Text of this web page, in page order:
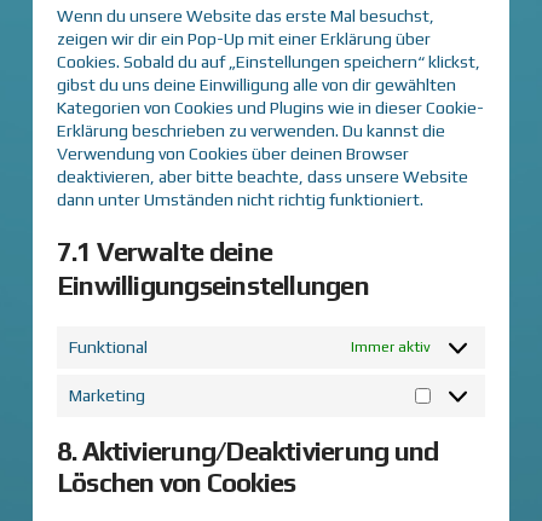
Wenn du unsere Website das erste Mal besuchst,
zeigen wir dir ein Pop-Up mit einer Erklärung über
Cookies. Sobald du auf „Einstellungen speichern“ klickst,
gibst du uns deine Einwilligung alle von dir gewählten
Kategorien von Cookies und Plugins wie in dieser Cookie-
Erklärung beschrieben zu verwenden. Du kannst die
Verwendung von Cookies über deinen Browser
deaktivieren, aber bitte beachte, dass unsere Website
dann unter Umständen nicht richtig funktioniert.
7.1 Verwalte deine
Einwilligungseinstellungen
Funktional Immer aktiv
Marketing
Marketing
8. Aktivierung/Deaktivierung und
Löschen von Cookies